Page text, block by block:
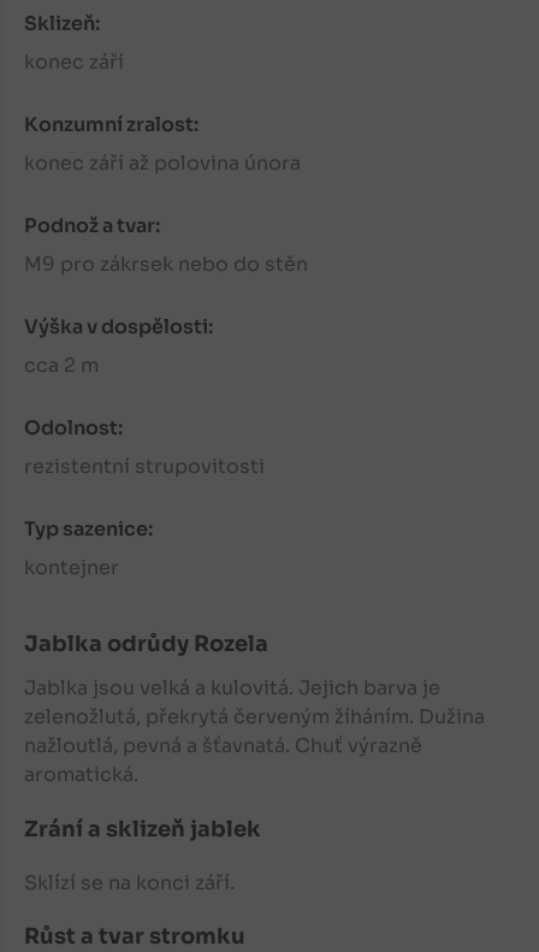
Sklizeň:
konec září
Konzumní zralost:
konec září až polovina února
Podnož a tvar:
M9 pro zákrsek nebo do stěn
Výška v dospělosti:
cca 2 m
Odolnost:
rezistentní strupovitosti
Typ sazenice:
kontejner
Jablka odrůdy Rozela
Jablka jsou velká a kulovitá. Jejich barva je
zelenožlutá, překrytá červeným žíháním. Dužina
nažloutlá, pevná a šťavnatá. Chuť výrazně
aromatická.
Zrání a sklizeň jablek
Sklízí se na konci září.
Růst a tvar stromku